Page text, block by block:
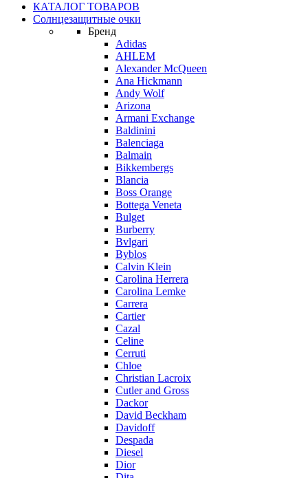
КАТАЛОГ ТОВАРОВ
Солнцезащитные очки
Бренд
Adidas
AHLEM
Alexander McQueen
Ana Hickmann
Andy Wolf
Arizona
Armani Exchange
Baldinini
Balenciaga
Balmain
Bikkembergs
Blancia
Boss Orange
Bottega Veneta
Bulget
Burberry
Bvlgari
Byblos
Calvin Klein
Carolina Herrera
Carolina Lemke
Carrera
Cartier
Cazal
Celine
Cerruti
Chloe
Christian Lacroix
Cutler and Gross
Dackor
David Beckham
Davidoff
Despada
Diesel
Dior